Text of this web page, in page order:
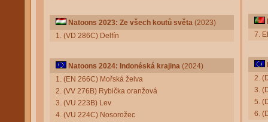
Natoons 2023: Ze všech koutů světa (2023)
1. (VD 286C) Delfín
Natoons 2024: Indonéská krajina (2024)
1. (EN 266C) Mořská želva
2. (VV 276B) Rybička oranžová
3. (VU 223B) Lev
4. (VU 224C) Nosorožec
7.
2.
3.
5.
6.